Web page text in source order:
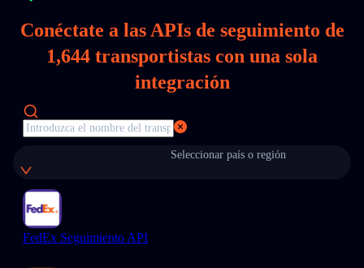
Conéctate a las APIs de seguimiento de
1,644 transportistas con una sola
integración
Seleccionar país o región
FedEx Seguimiento API